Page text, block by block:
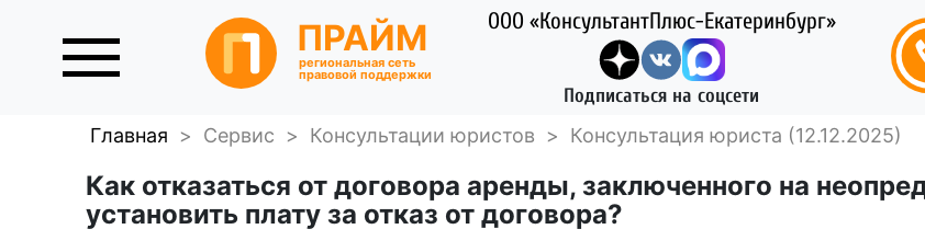
ПРАЙМ
региональная сеть
правовой поддержки
ООО «КонсультантПлюс-Екатеринбург»
Подписаться на соцсети
Главная > Сервис > Консультации юристов > Консультация юриста (12.12.2025)
Как отказаться от договора аренды, заключенного на
установить плату за отказ от договора?